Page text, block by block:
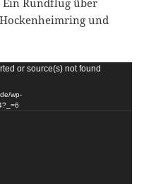
und
or source(s) not found
wp-